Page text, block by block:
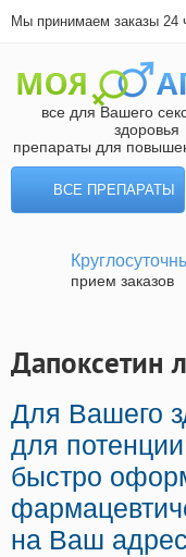
Мы принимаем заказы 24
все для Вашего
здоровья
препараты для
ВСЕ ПРЕПАРАТЫ
прием заказов
Дапоксетин
Для Вашего
для
быстро
на Ваш